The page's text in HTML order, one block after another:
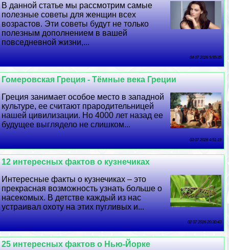
В данной статье мы рассмотрим самые
полезные советы для женщин всех
возрастов. Эти советы будут не только
полезным дополнением в вашей
повседневной жизни,...
04 07 2026 5:55:35
Гомеровская Греция - Тёмные века Греции
Греция занимает особое место в западной
культуре, ее считают прародительницей
нашей цивилизации. Но 4000 лет назад ее
будущее выглядело не слишком...
03 07 2026 4:51:19
12 интересных фактов о кузнечиках
Интересные факты о кузнечиках – это
прекрасная возможность узнать больше о
насекомых. В детстве каждый из нас
устраивал охоту на этих пугливых и...
02 07 2026 20:30:43
25 интересных фактов о Нью-Йорке